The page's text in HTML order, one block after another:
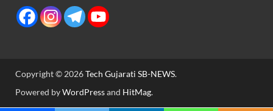
Copyright © 2026Tech Gujarati SB-NEWS.
Powered byWordPressand HitMag.